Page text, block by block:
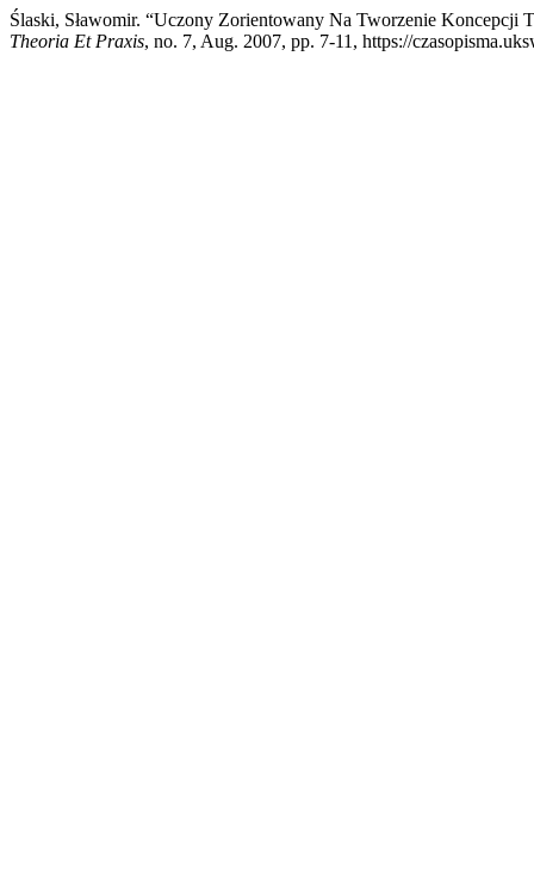
Ślaski, Sławomir. “Uczony Zorientowany Na Tworzenie
Theoria Et Praxis, no. 7, Aug. 2007, pp. 7-11, https://